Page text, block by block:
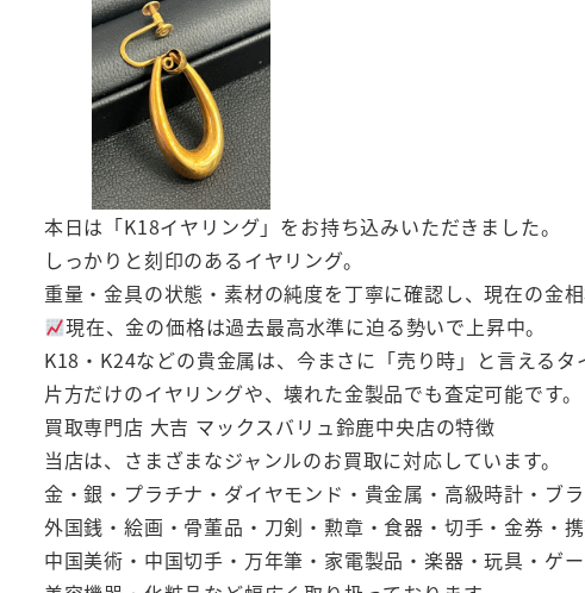
本日は「K18イヤリング」をお持ち込みいただきました。
しっかりと刻印のあるイヤリング。
重量・金具の状態・素材の純度を丁寧に確認し、現在の金
現在、金の価格は過去最高水準に迫る勢いで上昇中。
K18・K24などの貴金属は、今まさに「売り時」と言えるタ
片方だけのイヤリングや、壊れた金製品でも査定可能です。
買取専門店 大吉 マックスバリュ鈴鹿中央店の特徴
当店は、さまざまなジャンルのお買取に対応しています。
金・銀・プラチナ・ダイヤモンド・貴金属・高級時計・ブラ
外国銭・絵画・骨董品・刀剣・勲章・食器・切手・金券・
中国美術・中国切手・万年筆・家電製品・楽器・玩具・ゲ